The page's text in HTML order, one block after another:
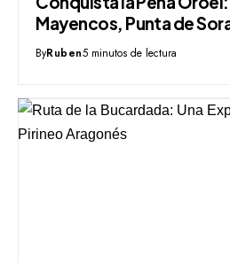
Mayencos, Punta de
ByRuben5 minutos de lectura